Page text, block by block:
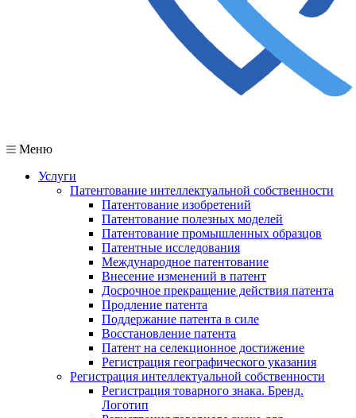
Меню
Услуги
Патентование интеллектуальной собственности
Патентование изобретений
Патентование полезных моделей
Патентование промышленных образцов
Патентные исследования
Международное патентование
Внесение изменений в патент
Досрочное прекращение действия патента
Продление патента
Поддержание патента в силе
Восстановление патента
Патент на селекционное достижение
Регистрация географического указания
Регистрация интеллектуальной собственности
Регистрация товарного знака. Бренд.
Логотип